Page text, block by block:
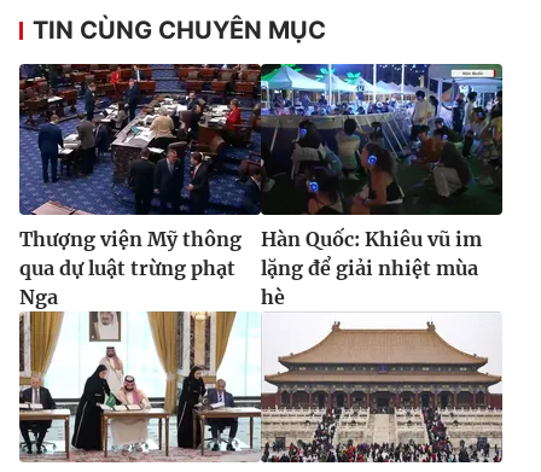
Cơ quan báo chí:
Thời báo VTV
Giấy phép hoạt động báo in và báo điện tử số 483/GP-BTTTT
cấp ngày 29/12/2023
Tổng Biên tập:Vũ Thanh Thủy
Phó Tổng Biên tập:Nguyễn Thị Mỹ Hạnh, Phạm Quốc Thắng,
Nguyễn Trọng Ninh
Tổng đài VTV:024.38 355 931 - 024.38 355 932
Ðiện thoại Thời báo VTV:
024.66 897 897
Email:toasoan@vtv.vn
Liên hệ quảng cáo:
024-7300.7108
TIN CÙNG CHUYÊN MỤC
Thượng viện Mỹ thông
qua dự luật trừng phạt
Nga
Hàn Quốc: Khiêu vũ im
lặng để giải nhiệt mùa
hè